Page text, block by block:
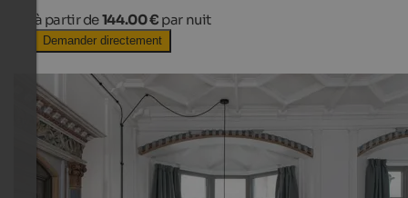
à partir de144.00 € par nuit
Demander directement